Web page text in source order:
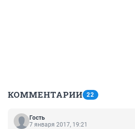
КОММЕНТАРИИ 22
Гость
7 января 2017, 19:21